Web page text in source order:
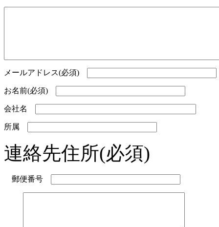
メールアドレス(必須)
お名前(必須)
会社名
所属
連絡先住所(必須)
郵便番号